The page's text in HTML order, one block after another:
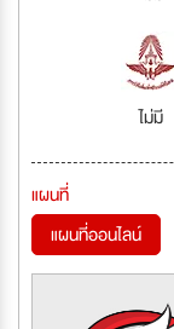
ไม่มี
แผนที่
แผนที่ออนไลน์